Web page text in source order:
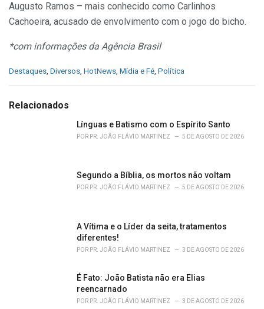
Augusto Ramos – mais conhecido como Carlinhos
Cachoeira, acusado de envolvimento com o jogo do bicho.
*com informações da Agência Brasil
C
e
Destaques, Diversos, HotNews, Mídia e Fé, Política
Relacionados
Línguas e Batismo com o Espírito Santo
POR PR. JOÃO FLÁVIO MARTINEZ 5 DE AGOSTO DE 2026
Segundo a Bíblia, os mortos não voltam
POR PR. JOÃO FLÁVIO MARTINEZ 5 DE AGOSTO DE 2026
A Vítima e o Líder da seita, tratamentos
diferentes!
POR PR. JOÃO FLÁVIO MARTINEZ 3 DE AGOSTO DE 2026
É Fato: João Batista não era Elias
reencarnado
POR PR. JOÃO FLÁVIO MARTINEZ 3 DE AGOSTO DE 2026